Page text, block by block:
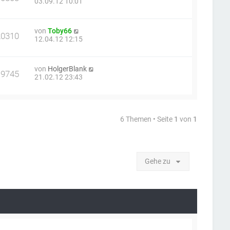
vonToby66
12.04.12 12:15
von HolgerBlank
21.02.12 23:43
6 Themen • Seite 1 von 1
Gehe zu